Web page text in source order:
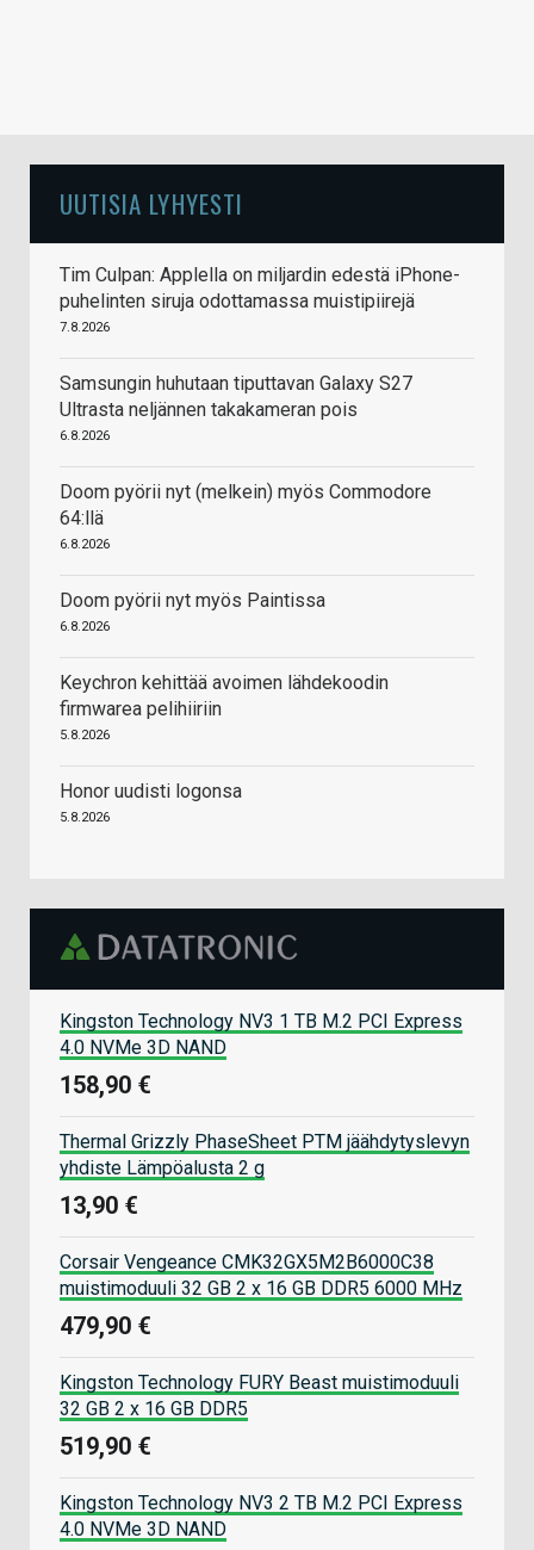
UUTISIA LYHYESTI
Tim Culpan: Applella on miljardin edestä iPhone-
puhelinten siruja odottamassa muistipiirejä
7.8.2026
Samsungin huhutaan tiputtavan Galaxy S27
Ultrasta neljännen takakameran pois
6.8.2026
Doom pyörii nyt (melkein) myös Commodore
64:llä
6.8.2026
Doom pyörii nyt myös Paintissa
6.8.2026
Keychron kehittää avoimen lähdekoodin
firmwarea pelihiiriin
5.8.2026
Honor uudisti logonsa
5.8.2026
Kingston Technology NV3 1 TB M.2 PCI Express
4.0 NVMe 3D NAND
158,90 €
Thermal Grizzly PhaseSheet PTM jäähdytyslevyn
yhdiste Lämpöalusta 2 g
13,90 €
Corsair Vengeance CMK32GX5M2B6000C38
muistimoduuli 32 GB 2 x 16 GB DDR5 6000 MHz
479,90 €
Kingston Technology FURY Beast muistimoduuli
32 GB 2 x 16 GB DDR5
519,90 €
Kingston Technology NV3 2 TB M.2 PCI Express
4.0 NVMe 3D NAND